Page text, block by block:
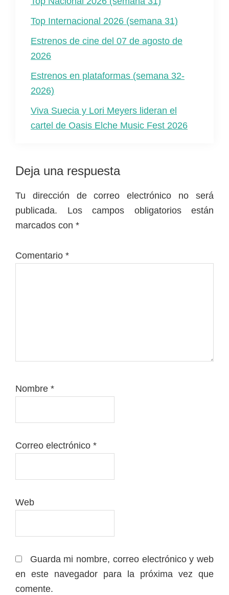
Top Internacional 2026 (semana 31)
Estrenos de cine del 07 de agosto de
2026
Estrenos en plataformas (semana 32-
2026)
Viva Suecia y Lori Meyers lideran el
cartel de Oasis Elche Music Fest 2026
Interacciones
los
lectores
Deja una respuesta
Tu dirección de correo electrónico no será
publicada.
Los campos obligatorios están
marcados con *
Comentario *
Nombre *
Correo electrónico *
Web
Guarda mi nombre, correo electrónico y web
en este navegador para la próxima vez que
comente.